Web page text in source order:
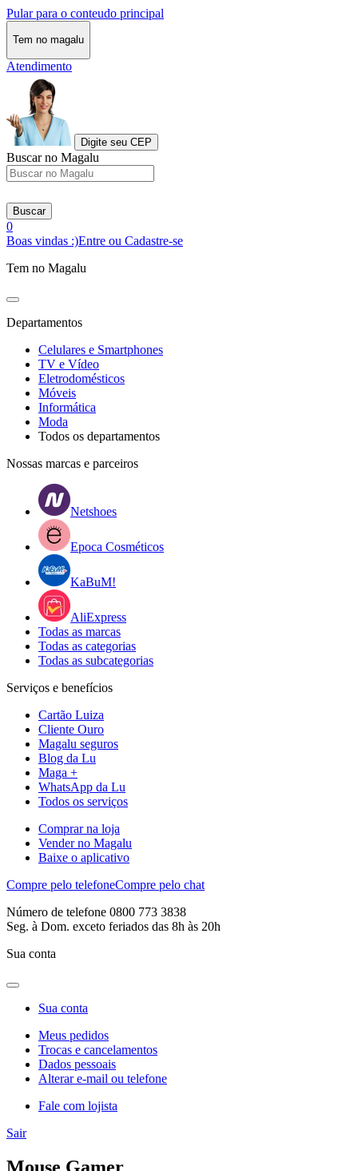
Pular para o conteudo principal
Tem no magalu
Atendimento
Digite seu CEP
Buscar no Magalu
Buscar
0
Boas vindas :)Entre ou Cadastre-se
Tem no Magalu
Departamentos
Celulares e Smartphones
TV e Vídeo
Eletrodomésticos
Móveis
Informática
Moda
Todos os departamentos
Nossas marcas e parceiros
Netshoes
Epoca Cosméticos
KaBuM!
AliExpress
Todas as marcas
Todas as categorias
Todas as subcategorias
Serviços e benefícios
Cartão Luiza
Cliente Ouro
Magalu seguros
Blog da Lu
Maga +
WhatsApp da Lu
Todos os serviços
Comprar na loja
Vender no Magalu
Baixe o aplicativo
Compre pelo telefoneCompre pelo chat
Número de telefone 0800 773 3838
Seg. à Dom. exceto feriados das 8h às 20h
Sua conta
Sua conta
Meus pedidos
Trocas e cancelamentos
Dados pessoais
Alterar e-mail ou telefone
Fale com lojista
Sair
Mouse Gamer